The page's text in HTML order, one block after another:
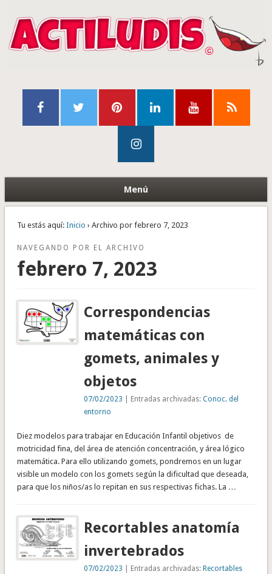
Menú
Tu estás aquí: Inicio › Archivo por febrero 7, 2023
NAVEGANDO POR EL ARCHIVO
febrero 7, 2023
Correspondencias
matemáticas con
gomets, animales y
objetos
07/02/2023 | Entradas archivadas:Conoc. del
entorno
Diez modelos para trabajar en Educación Infantil objetivos de
motricidad fina, del área de atención concentración, y área lógico
matemática. Para ello utilizando gomets, pondremos en un lugar
visible un modelo con los gomets según la dificultad que deseada,
para que los niños/as lo repitan en sus respectivas fichas. La …
Recortables anatomía
invertebrados
07/02/2023 | Entradas archivadas:Recortables